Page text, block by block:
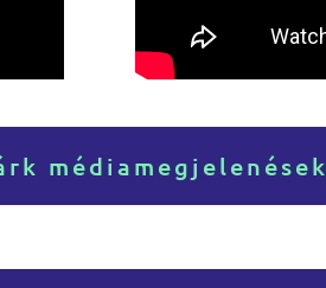
médiamegjelenések